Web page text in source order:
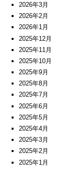
2026年3月
2026年2月
2026年1月
2025年12月
2025年11月
2025年10月
2025年9月
2025年8月
2025年7月
2025年6月
2025年5月
2025年4月
2025年3月
2025年2月
2025年1月